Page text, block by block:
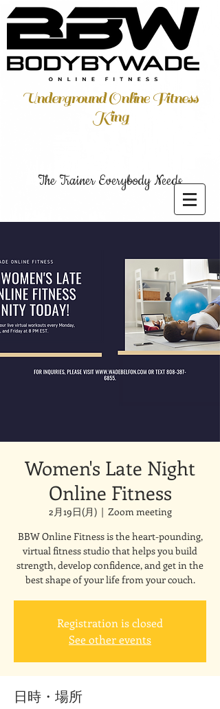
Underground Online Fitness
King
The Trainer Everybody Needs
Women's Late Night
Online Fitness
2月19日(月)
  |
Zoom meeting
BBW Online Fitness is the heart-pounding,
virtual fitness studio that helps you build
strength, develop confidence, and get in the
best shape of your life from your couch.
Registration is closed
See other events
日時・場所